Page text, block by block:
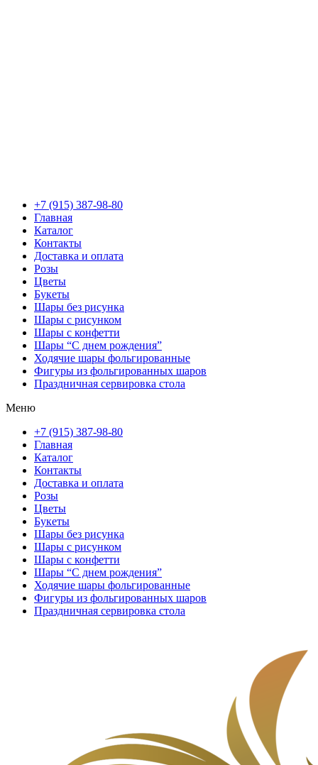
+7 (915) 387-98-80
Главная
Каталог
Контакты
Доставка и оплата
Розы
Цветы
Букеты
Шары без рисунка
Шары с рисунком
Шары с конфетти
Шары “С днем рождения”
Ходячие шары фольгированные
Фигуры из фольгированных шаров
Праздничная сервировка стола
Меню
+7 (915) 387-98-80
Главная
Каталог
Контакты
Доставка и оплата
Розы
Цветы
Букеты
Шары без рисунка
Шары с рисунком
Шары с конфетти
Шары “С днем рождения”
Ходячие шары фольгированные
Фигуры из фольгированных шаров
Праздничная сервировка стола